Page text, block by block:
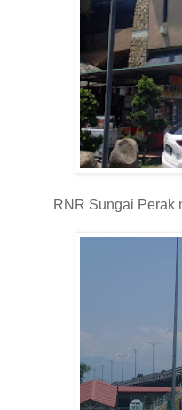
RNR Sungai Perak